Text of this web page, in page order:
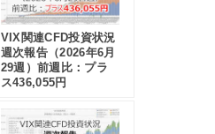
VIX関連CFD投資状況
週次報告（2026年6月
29週）前週比：プラ
ス436,055円